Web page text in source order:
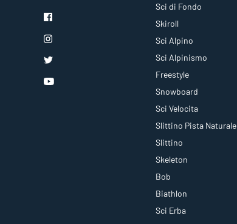
Sci di Fondo
Skiroll
Sci Alpino
Sci Alpinismo
Freestyle
Snowboard
Sci Velocita
Slittino Pista Naturale
Slittino
Skeleton
Bob
Biathlon
Sci Erba